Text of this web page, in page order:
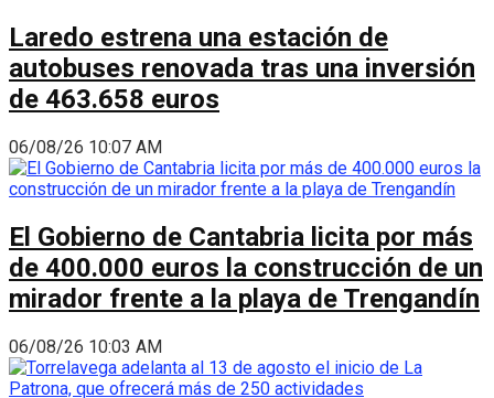
Laredo estrena una estación de
autobuses renovada tras una inversión
de 463.658 euros
06/08/26 10:07 AM
El Gobierno de Cantabria licita por más
de 400.000 euros la construcción de un
mirador frente a la playa de Trengandín
06/08/26 10:03 AM